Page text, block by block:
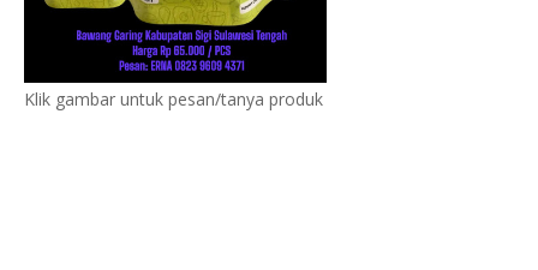
Klik gambar untuk pesan/tanya produk